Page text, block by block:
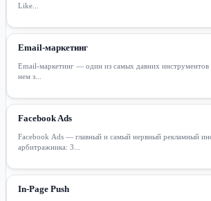
Like...
Email-маркетинг
Email-маркетинг — один из самых давних
нем з...
Facebook Ads
Facebook Ads — главный и самый нервный рекламный
арбитражника: 3...
In-Page Push